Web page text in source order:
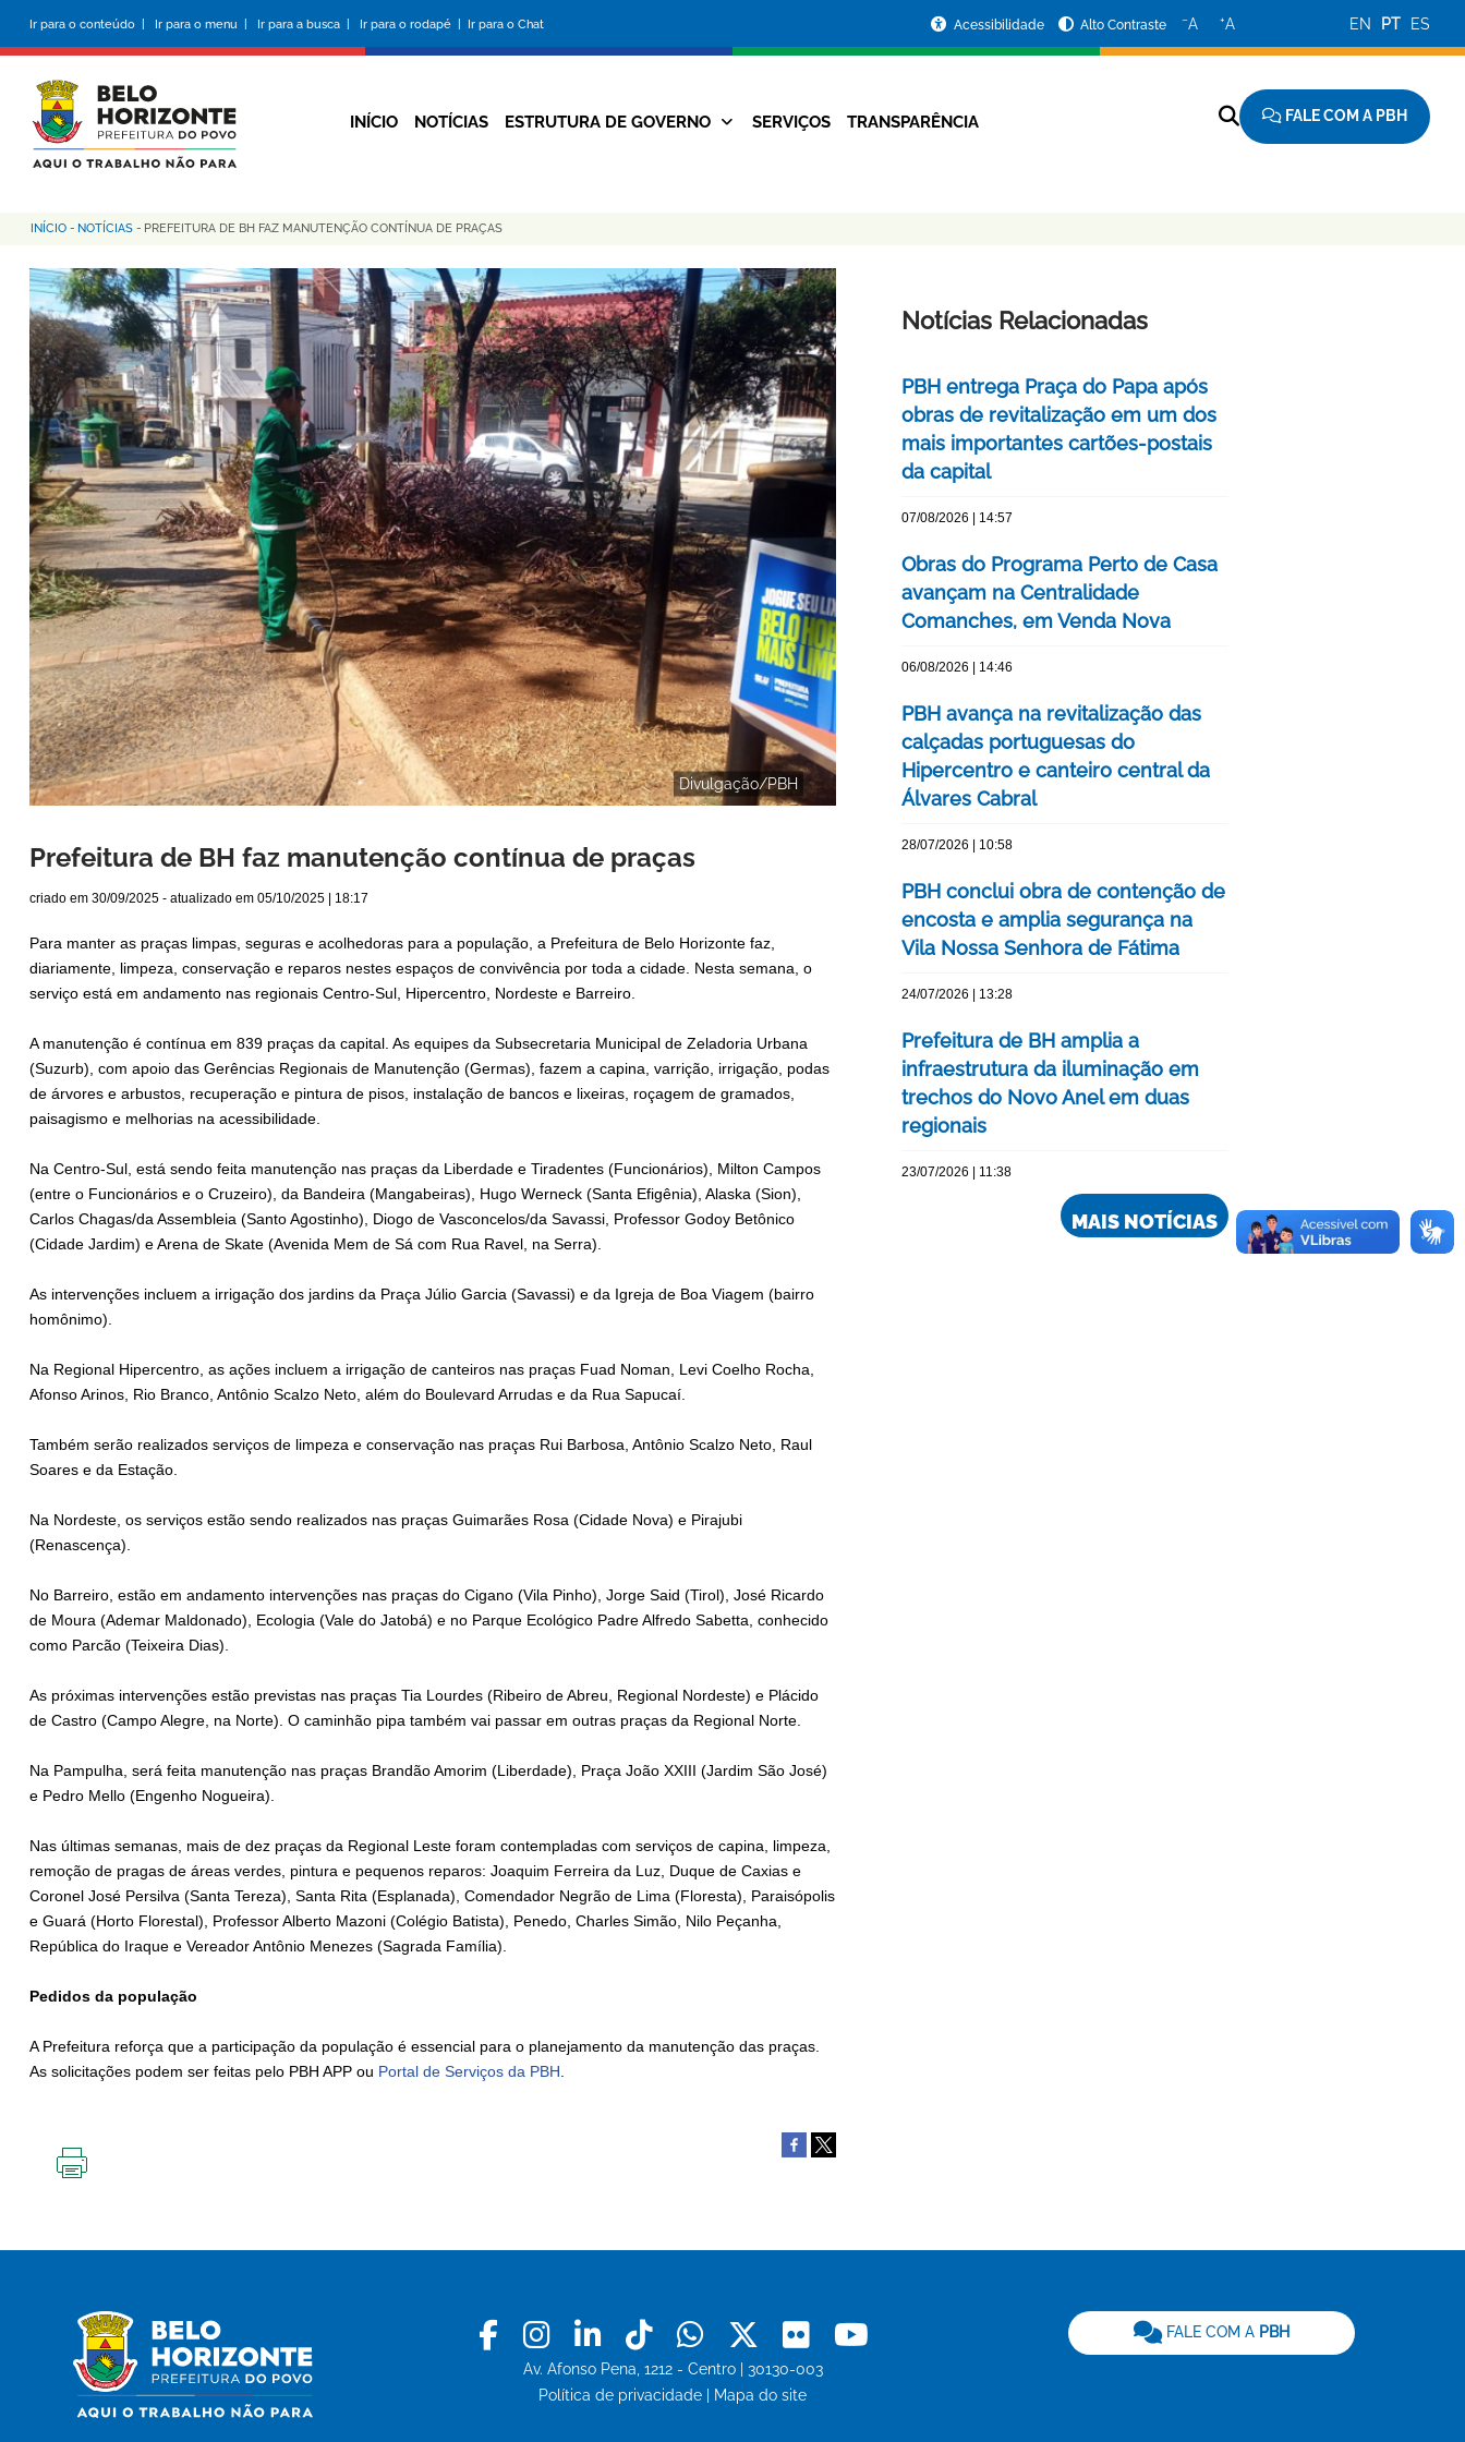
conteúdo
principal
Ir para o conteúdo | Ir para o menu | Ir para a busca | Ir para o rodapé | Ir para o Chat
da
Prefeitura
Acessibilidade Alto Contraste −A +A EN PT ES
Navegação
INÍCIO NOTÍCIAS ESTRUTURA DE GOVERNO SERVIÇOS TRANSPARÊNCIA FALE COM A PBH
Trilha
de
navegação
INÍCIO - NOTÍCIAS - PREFEITURA DE BH FAZ MANUTENÇÃO CONTÍNUA DE PRAÇAS
Divulgação/PBH
Prefeitura de BH faz manutenção contínua de praças
criado em 30/09/2025 - atualizado em 05/10/2025 | 18:17
Para manter as praças limpas, seguras e acolhedoras para a população, a Prefeitura de Belo Horizonte faz,
diariamente, limpeza, conservação e reparos nestes espaços de convivência por toda a cidade. Nesta semana, o
serviço está em andamento nas regionais Centro-Sul, Hipercentro, Nordeste e Barreiro.
A manutenção é contínua em 839 praças da capital. As equipes da Subsecretaria Municipal de Zeladoria Urbana
(Suzurb), com apoio das Gerências Regionais de Manutenção (Germas), fazem a capina, varrição, irrigação, podas
de árvores e arbustos, recuperação e pintura de pisos, instalação de bancos e lixeiras, roçagem de gramados,
paisagismo e melhorias na acessibilidade.
Na Centro-Sul, está sendo feita manutenção nas praças da Liberdade e Tiradentes (Funcionários), Milton Campos
(entre o Funcionários e o Cruzeiro), da Bandeira (Mangabeiras), Hugo Werneck (Santa Efigênia), Alaska (Sion),
Carlos Chagas/da Assembleia (Santo Agostinho), Diogo de Vasconcelos/da Savassi, Professor Godoy Betônico
(Cidade Jardim) e Arena de Skate (Avenida Mem de Sá com Rua Ravel, na Serra).
As intervenções incluem a irrigação dos jardins da Praça Júlio Garcia (Savassi) e da Igreja de Boa Viagem (bairro
homônimo).
Na Regional Hipercentro, as ações incluem a irrigação de canteiros nas praças Fuad Noman, Levi Coelho Rocha,
Afonso Arinos, Rio Branco, Antônio Scalzo Neto, além do Boulevard Arrudas e da Rua Sapucaí.
Também serão realizados serviços de limpeza e conservação nas praças Rui Barbosa, Antônio Scalzo Neto, Raul
Soares e da Estação.
Na Nordeste, os serviços estão sendo realizados nas praças Guimarães Rosa (Cidade Nova) e Pirajubi
(Renascença).
No Barreiro, estão em andamento intervenções nas praças do Cigano (Vila Pinho), Jorge Said (Tirol), José Ricardo
de Moura (Ademar Maldonado), Ecologia (Vale do Jatobá) e no Parque Ecológico Padre Alfredo Sabetta, conhecido
como Parcão (Teixeira Dias).
As próximas intervenções estão previstas nas praças Tia Lourdes (Ribeiro de Abreu, Regional Nordeste) e Plácido
de Castro (Campo Alegre, na Norte). O caminhão pipa também vai passar em outras praças da Regional Norte.
Na Pampulha, será feita manutenção nas praças Brandão Amorim (Liberdade), Praça João XXIII (Jardim São José)
e Pedro Mello (Engenho Nogueira).
Nas últimas semanas, mais de dez praças da Regional Leste foram contempladas com serviços de capina, limpeza,
remoção de pragas de áreas verdes, pintura e pequenos reparos: Joaquim Ferreira da Luz, Duque de Caxias e
Coronel José Persilva (Santa Tereza), Santa Rita (Esplanada), Comendador Negrão de Lima (Floresta), Paraisópolis
e Guará (Horto Florestal), Professor Alberto Mazoni (Colégio Batista), Penedo, Charles Simão, Nilo Peçanha,
República do Iraque e Vereador Antônio Menezes (Sagrada Família).
Pedidos da população
A Prefeitura reforça que a participação da população é essencial para o planejamento da manutenção das praças.
As solicitações podem ser feitas pelo PBH APP ou Portal de Serviços da PBH.
Notícias Relacionadas
PBH entrega Praça do Papa após
obras de revitalização em um dos
mais importantes cartões-postais
da capital
07/08/2026 | 14:57
Obras do Programa Perto de Casa
avançam na Centralidade
Comanches, em Venda Nova
06/08/2026 | 14:46
PBH avança na revitalização das
calçadas portuguesas do
Hipercentro e canteiro central da
Álvares Cabral
28/07/2026 | 10:58
PBH conclui obra de contenção de
encosta e amplia segurança na
Vila Nossa Senhora de Fátima
24/07/2026 | 13:28
Prefeitura de BH amplia a
infraestrutura da iluminação em
trechos do Novo Anel em duas
regionais
23/07/2026 | 11:38
MAIS NOTÍCIAS
Facebook
Instagram
LinkedinTiktokWhatsapp
X Flickr
Av. Afonso Pena, 1212 - Centro | 30130-003
Política de privacidade
Mapa do site
FALE COM A PBH